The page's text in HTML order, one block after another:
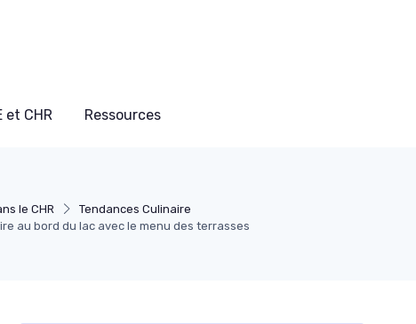
et CHR Ressources
le CHR
Tendances Culinaire
au bord du lac avec le menu des terrasses